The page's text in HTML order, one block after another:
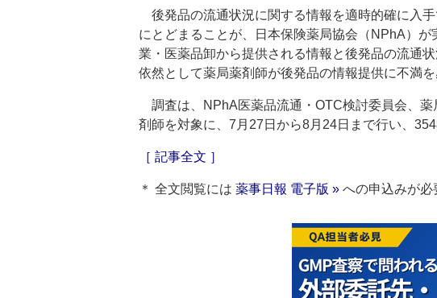
後発品の流通状況に関する情報を適時的確に入
にとどまることが、日本保険薬局協会（NPhA）
業・医薬品卸から提供される情報と後発品の流通
依然として薬局薬剤師が後発品の情報提供に不満
調査は、NPhA医薬品流通・OTC検討委員会、
剤師を対象に、7月27日から8月24日まで行い、
［ 記事全文 ］
＊ 全文閲覧には 薬事日報 電子版 » への申込みが必